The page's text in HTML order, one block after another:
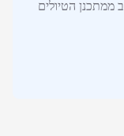
ממתכנן הטיולים